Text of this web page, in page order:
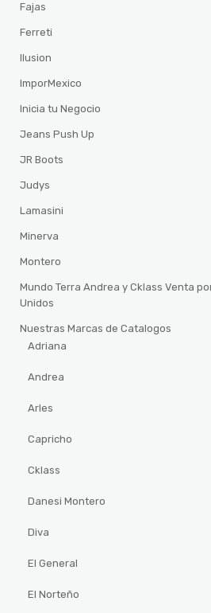
Fajas
Ferreti
Ilusion
ImporMexico
Inicia tu Negocio
Jeans Push Up
JR Boots
Judys
Lamasini
Minerva
Montero
Mundo Terra Andrea y Cklass Venta
Unidos
Nuestras Marcas de Catalogos
Adriana
Andrea
Arles
Capricho
Cklass
Danesi Montero
Diva
El General
El Norteño